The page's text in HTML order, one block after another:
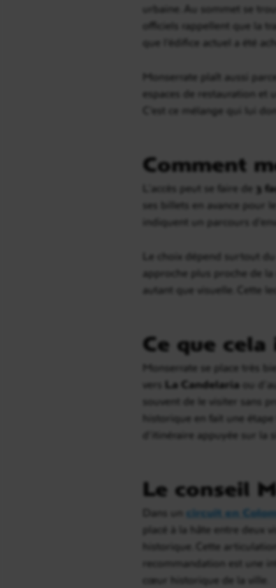
urbaine. Au sommet se
officiels rappellent que la
que l’édifice actuel a été
Monserrate plaît aussi
espaces de restauration et
C’est ce mélange qui lui
Comment
L’accès peut se faire de 3
ses billets en avance
indiquent un parcours
Le choix dépend surtout
approche plus proche de
autant que visuelle. Cette
Ce que
Monserrate se place très
vers La Candelaria ou
souvent de le visiter sans
historique en fait une
d’itinéraire appuyée sur
Le conseil
Dans un circuit en
placé à la hâte entre deux
historique. Cette
recommandation est une
cœur historique de la ville.